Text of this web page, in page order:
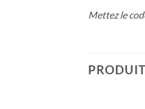
Mettez le